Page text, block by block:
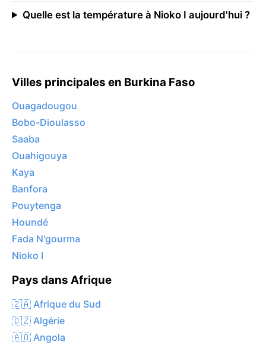
Quelle est la température à Nioko I aujourd'hui ?
Villes principales en Burkina Faso
Ouagadougou
Bobo-Dioulasso
Saaba
Ouahigouya
Kaya
Banfora
Pouytenga
Houndé
Fada N'gourma
Nioko I
Pays dans Afrique
🇿🇦 Afrique du Sud
🇩🇿 Algérie
🇦🇴 Angola